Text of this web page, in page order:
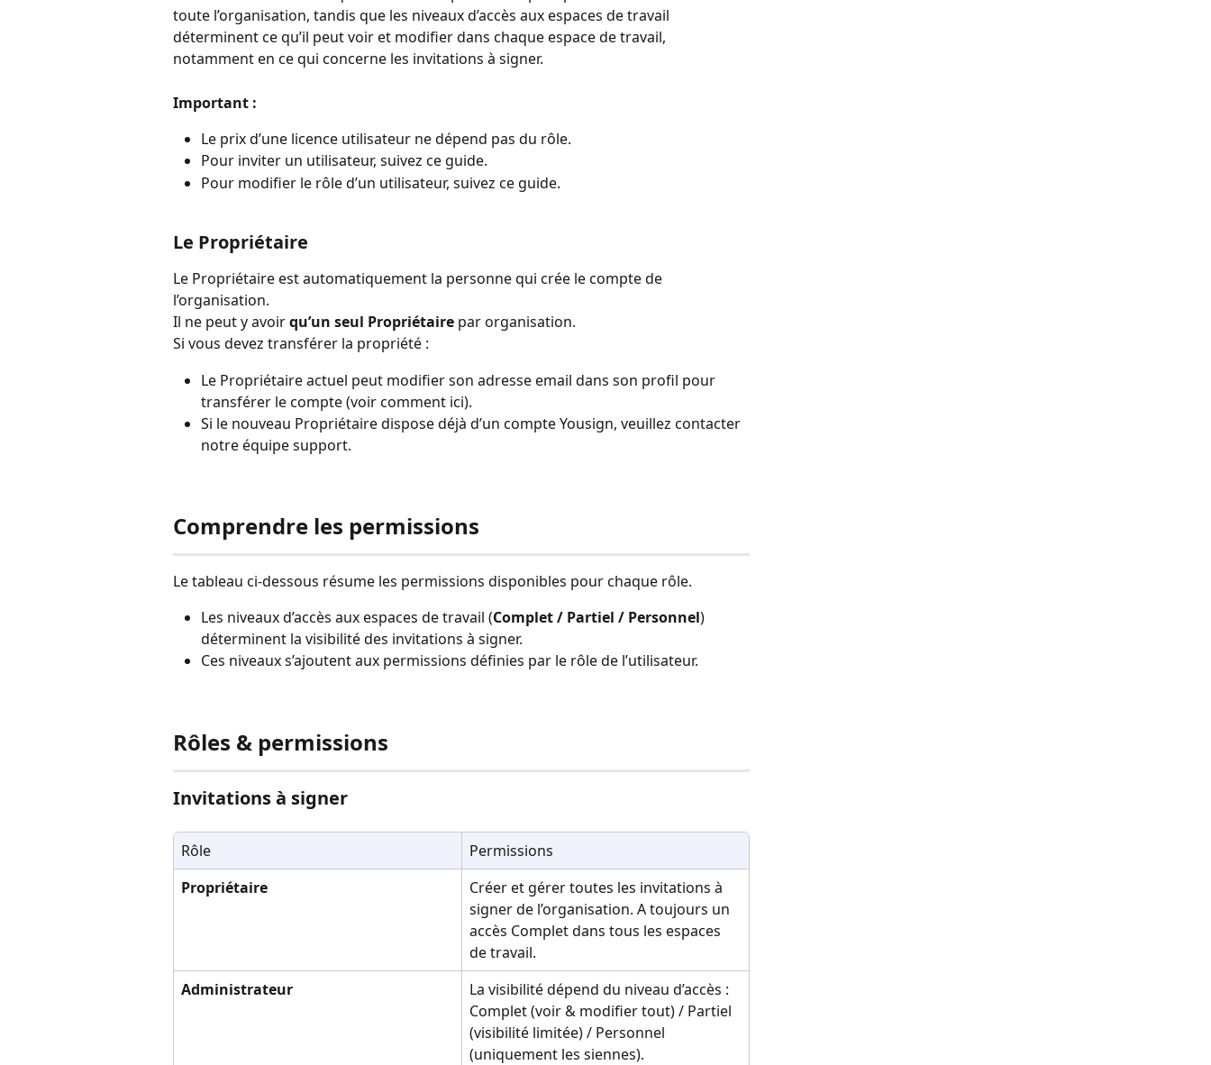
toute l’organisation, tandis que les niveaux d’accès aux espaces de travail
déterminent ce qu’il peut voir et modifier dans chaque espace de travail,
notamment en ce qui concerne les invitations à signer.
Important :
Le prix d’une licence utilisateur ne dépend pas du rôle.
Pour inviter un utilisateur, suivez ce guide.
Pour modifier le rôle d’un utilisateur, suivez ce guide.
Le Propriétaire
Le Propriétaire est automatiquement la personne qui crée le compte de
l’organisation.
Il ne peut y avoir qu’un seul Propriétaire par organisation.
Si vous devez transférer la propriété :
Le Propriétaire actuel peut modifier son adresse email dans son profil pour
transférer le compte (voir comment ici).
Si le nouveau Propriétaire dispose déjà d’un compte Yousign, veuillez contacter
notre équipe support.
Comprendre les permissions
Le tableau ci-dessous résume les permissions disponibles pour chaque rôle.
Les niveaux d’accès aux espaces de travail (Complet / Partiel / Personnel)
déterminent la visibilité des invitations à signer.
Ces niveaux s’ajoutent aux permissions définies par le rôle de l’utilisateur.
Rôles & permissions
Invitations à signer
Rôle
Permissions
Propriétaire
Créer et gérer toutes les invitations à
signer de l’organisation. A toujours un
accès Complet dans tous les espaces
de travail.
Administrateur
La visibilité dépend du niveau d’accès :
Complet (voir & modifier tout) / Partiel
(visibilité limitée) / Personnel
(uniquement les siennes).